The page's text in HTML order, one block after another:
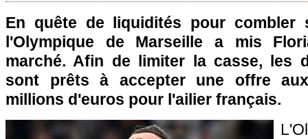
En quête de liquidités pour combler
l'Olympique de Marseille a mis
marché. Afin de limiter la casse, les
sont prêts à accepter une offre
millions d'euros pour l'ailier français.